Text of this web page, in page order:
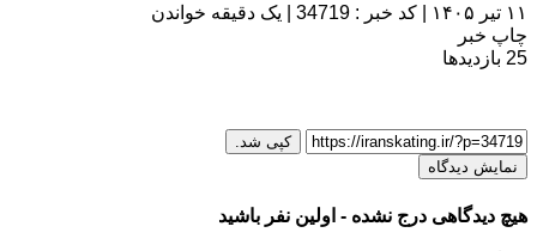
۱۱ تیر ۱۴۰۵ کد خبر : 34719
یک دقیقه خواندن
چاپ خبر
25 بازدیدها
کپی شد.
نمایش دیدگاه
هیچ دیدگاهی درج نشده - اولین نفر باشید